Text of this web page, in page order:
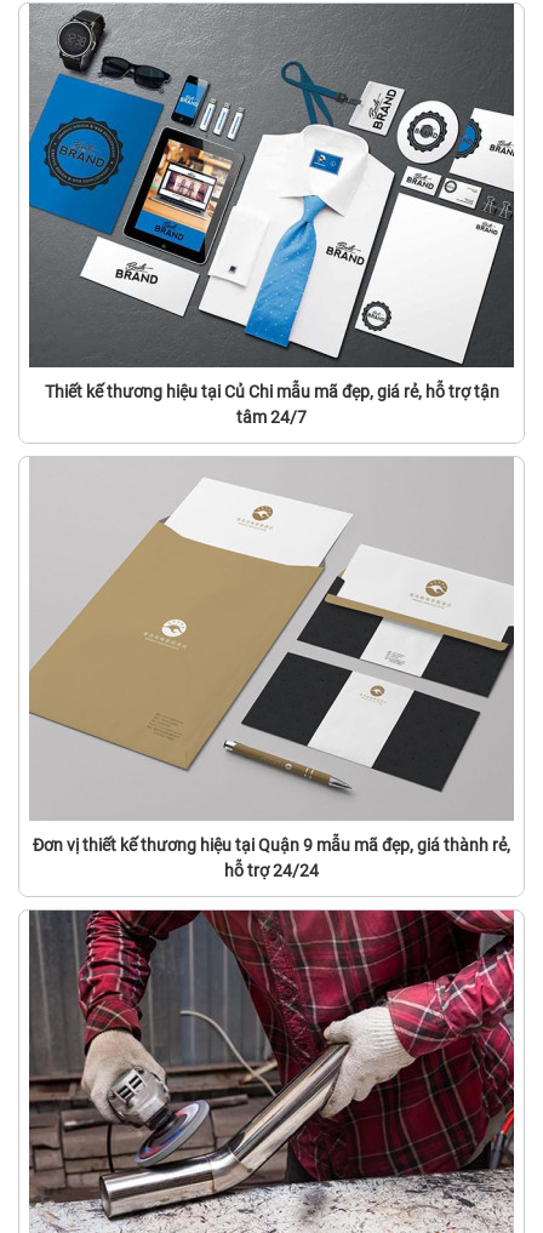
Thiết kế thương hiệu tại Củ Chi mẫu mã đẹp, giá rẻ, hỗ trợ tận
tâm 24/7
Đơn vị thiết kế thương hiệu tại Quận 9 mẫu mã đẹp, giá thành rẻ,
hỗ trợ 24/24